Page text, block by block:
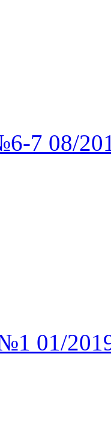
7 08/
01/